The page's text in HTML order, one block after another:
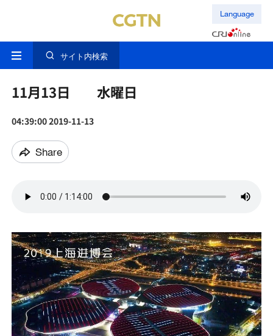
Language
サイト内検索
11月13日 水曜日
04:39:00 2019-11-13
Share